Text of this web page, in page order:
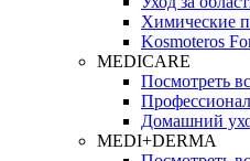
Химические
Kosmoteros
MEDICARE
Посмотреть
Домашний
MEDI+DERMA